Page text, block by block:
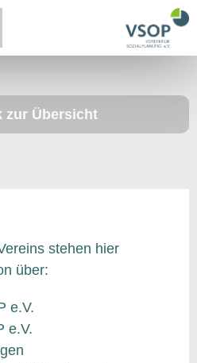
zur Übersicht
stehen hier
über:
e.V.
e.V.